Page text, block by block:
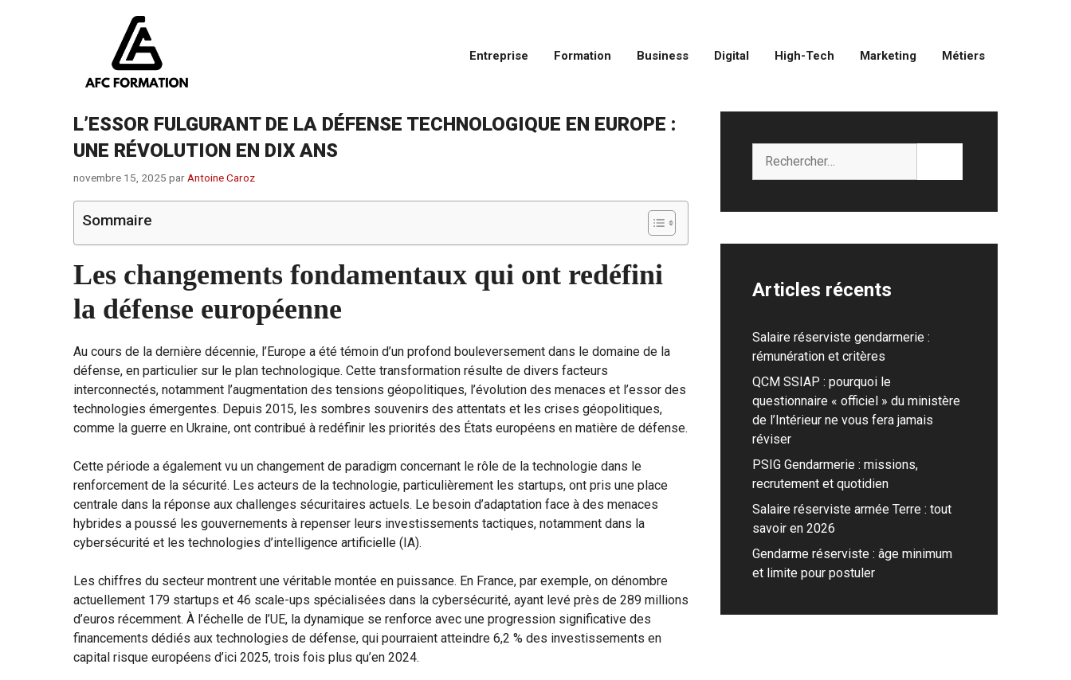
Entreprise Formation Business Digital High-Tech Marketing Métiers
L’ESSOR FULGURANT DE LA DÉFENSE TECHNOLOGIQUE EN EUROPE :
UNE RÉVOLUTION EN DIX ANS
novembre 15, 2025 parAntoine Caroz
Sommaire
Les changements fondamentaux qui ont redéfini
la défense européenne
Au cours de la dernière décennie, l’Europe a été témoin d’un profond bouleversement dans le domaine de la
défense, en particulier sur le plan technologique. Cette transformation résulte de divers facteurs
interconnectés, notamment l’augmentation des tensions géopolitiques, l’évolution des menaces et l’essor des
technologies émergentes. Depuis 2015, les sombres souvenirs des attentats et les crises géopolitiques,
comme la guerre en Ukraine, ont contribué à redéfinir les priorités des États européens en matière de défense.
Cette période a également vu un changement de paradigm concernant le rôle de la technologie dans le
renforcement de la sécurité. Les acteurs de la technologie, particulièrement les startups, ont pris une place
centrale dans la réponse aux challenges sécuritaires actuels. Le besoin d’adaptation face à des menaces
hybrides a poussé les gouvernements à repenser leurs investissements tactiques, notamment dans la
cybersécurité et les technologies d’intelligence artificielle (IA).
Les chiffres du secteur montrent une véritable montée en puissance. En France, par exemple, on dénombre
actuellement 179 startups et 46 scale-ups spécialisées dans la cybersécurité, ayant levé près de 289 millions
d’euros récemment. À l’échelle de l’UE, la dynamique se renforce avec une progression significative des
financements dédiés aux technologies de défense, qui pourraient atteindre 6,2 % des investissements en
capital risque européens d’ici 2025, trois fois plus qu’en 2024.
Articles récents
Salaire réserviste gendarmerie :
rémunération et critères
QCM SSIAP : pourquoi le
questionnaire « officiel » du ministère
de l’Intérieur ne vous fera jamais
réviser
PSIG Gendarmerie : missions,
recrutement et quotidien
Salaire réserviste armée Terre : tout
savoir en 2026
Gendarme réserviste : âge minimum
et limite pour postuler